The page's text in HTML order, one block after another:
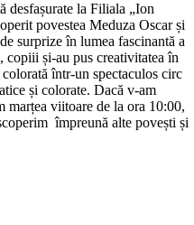
desfașurate la Filiala „Ion
povestea Meduza Oscar și
surprize în lumea fascinantă a
copiii și-au pus creativitatea în
într-un spectaculos circ
și colorate. Dacă v-am
marțea viitoare de la ora 10:00,
împreună alte povești și